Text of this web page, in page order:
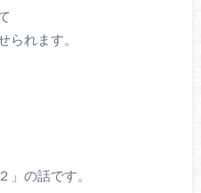
られます。
」の話です。